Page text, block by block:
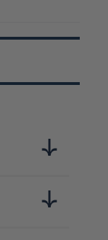
un accent